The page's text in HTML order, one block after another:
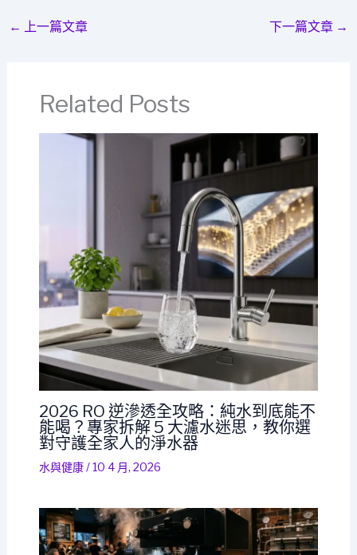
← 上一篇文章 下一篇文章 →
Related Posts
2026 RO 逆滲透全攻略：純水到底能不
能喝？專家拆解 5 大濾水迷思，教你選
對守護全家人的淨水器
水與健康/10 4 月, 2026